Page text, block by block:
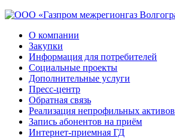
О компании
Закупки
Информация для потребителей
Социальные проекты
Дополнительные услуги
Пресс-центр
Обратная связь
Реализация непрофильных активов
Запись абонентов на приём
Интернет-приемная ГД